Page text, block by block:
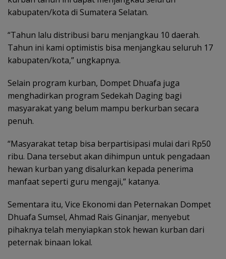
kabupaten/kota di Sumatera Selatan.
“Tahun lalu distribusi baru menjangkau 10 daerah.
Tahun ini kami optimistis bisa menjangkau seluruh 17
kabupaten/kota,” ungkapnya.
Selain program kurban, Dompet Dhuafa juga
menghadirkan program Sedekah Daging bagi
masyarakat yang belum mampu berkurban secara
penuh.
“Masyarakat tetap bisa berpartisipasi mulai dari Rp50
ribu. Dana tersebut akan dihimpun untuk pengadaan
hewan kurban yang disalurkan kepada penerima
manfaat seperti guru mengaji,” katanya.
Sementara itu, Vice Ekonomi dan Peternakan Dompet
Dhuafa Sumsel, Ahmad Rais Ginanjar, menyebut
pihaknya telah menyiapkan stok hewan kurban dari
peternak binaan lokal.